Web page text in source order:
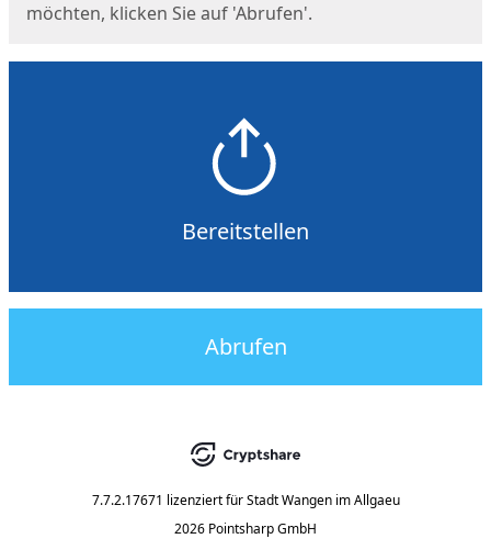
möchten, klicken Sie auf 'Abrufen'.
Bereitstellen
Abrufen
7.7.2.17671 lizenziert für Stadt Wangen im Allgaeu
2026 Pointsharp GmbH